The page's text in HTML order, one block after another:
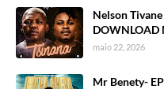
Nelson
DOWNLOAD
maio 22, 2026
Mr Benety-